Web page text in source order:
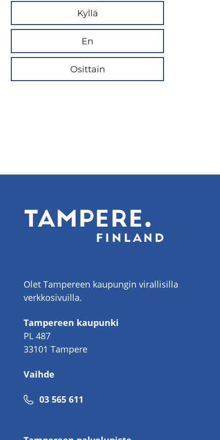
Kyllä
En
Osittain
Olet Tampereen kaupungin virallisilla
verkkosivuilla.
Tampereen kaupunki
PL 487
33101 Tampere
Vaihde
Puhelinnumero
03 565 611